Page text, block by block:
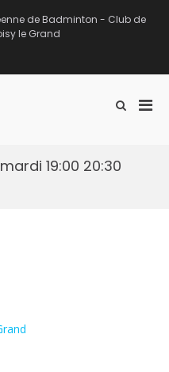
de Badminton - Club de
le Grand
Afficher
recherche
19:00 20:30